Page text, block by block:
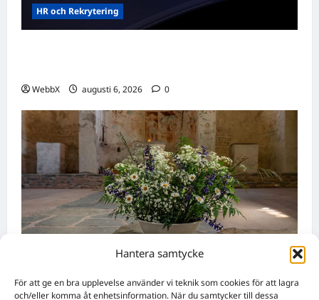
Hantera samtycke
För att ge en bra upplevelse använder vi teknik som cookies för att lagra
och/eller komma åt enhetsinformation. När du samtycker till dessa
HR och Rekrytering
WebbX augusti 6, 2026 0